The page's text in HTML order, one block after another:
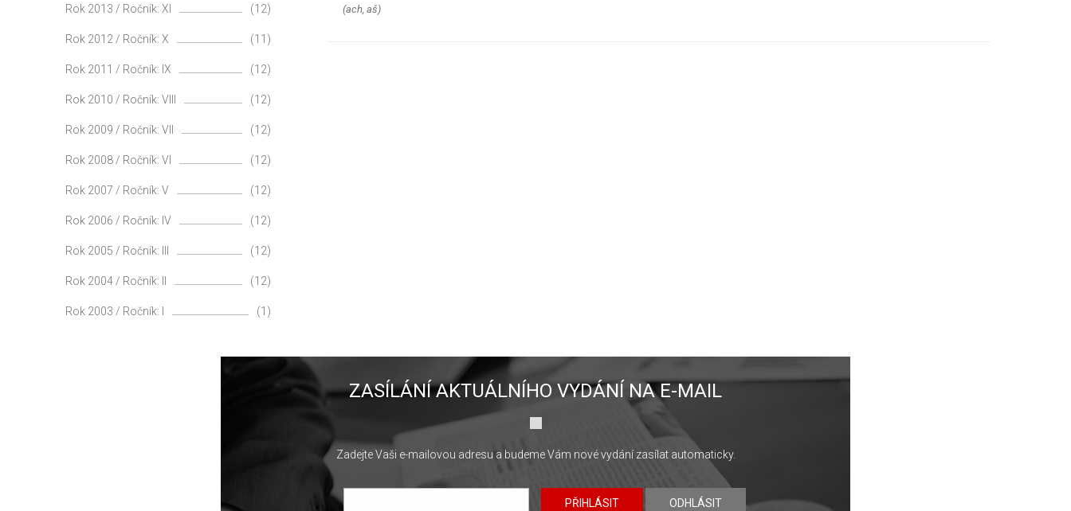
(ach, aš)
Rok 2013 / Ročník: XI (12)
Rok 2012 / Ročník: X (11)
Rok 2011 / Ročník: IX (12)
Rok 2010 / Ročník: VIII (12)
Rok 2009 / Ročník: VII (12)
Rok 2008 / Ročník: VI (12)
Rok 2007 / Ročník: V (12)
Rok 2006 / Ročník: IV (12)
Rok 2005 / Ročník: III (12)
Rok 2004 / Ročník: II (12)
Rok 2003 / Ročník: I (1)
ZASÍLÁNÍ AKTUÁLNÍHO VYDÁNÍ NA E-MAIL
Zadejte Vaši e-mailovou adresu a budeme Vám nové vydání zasílat automaticky.
PŘIHLÁSIT ODHLÁSIT